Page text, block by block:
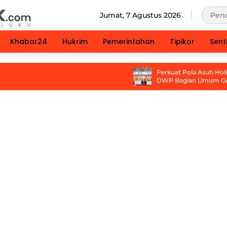
Jumat, 7 Agustus 2026
Khabar24 Hukrim Pemerintahan Tipikor
Perkuat Pola Asuh Holistik di Era
DWP Bagian Umum Gelar Edukasi
Parenting Bagi Orang Tua